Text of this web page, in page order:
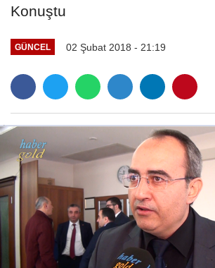
Konuştu
GÜNCEL 02 Şubat 2018 - 21:19